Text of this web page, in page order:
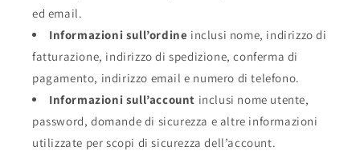
ed email.
Informazioni sull’ordine inclusi nome, indirizzo di
fatturazione, indirizzo di spedizione, conferma di
pagamento, indirizzo email e numero di telefono.
Informazioni sull’account inclusi nome utente,
password, domande di sicurezza e altre informazioni
utilizzate per scopi di sicurezza dell’account.